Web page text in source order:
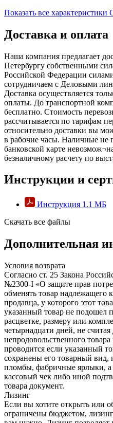
Показать все характеристики
Доставка и оплата
Наша компания предлагает
Петербургу собственными
Российской Федерации
сотрудничаем с Деловыми
Доставка осуществляется
оплаты. До транспортной
бесплатно. Стоимость
рассчитывается по тарифам
относительно доставки вы
в рабочие часы. Наличные не
банковской карте
безналичному расчету по
Инструкции и
Инструкция 1.1 MБ
Скачать все файлы
Дополнительная
Условия возврата
Согласно ст. 25 Закона
№2300-I «О защите прав
обменять товар надлежащего
продавца, у которого этот
указанный товар не подошел
расцветке, размеру или
четырнадцати дней, не
непродовольственного
проводится если указанный
сохранены его товарный вид,
пломбы, фабричные ярлыки, а
кассовый чек либо иной
товара документ.
Лизинг
Если вы хотите открыть или
ограничены бюджетом,